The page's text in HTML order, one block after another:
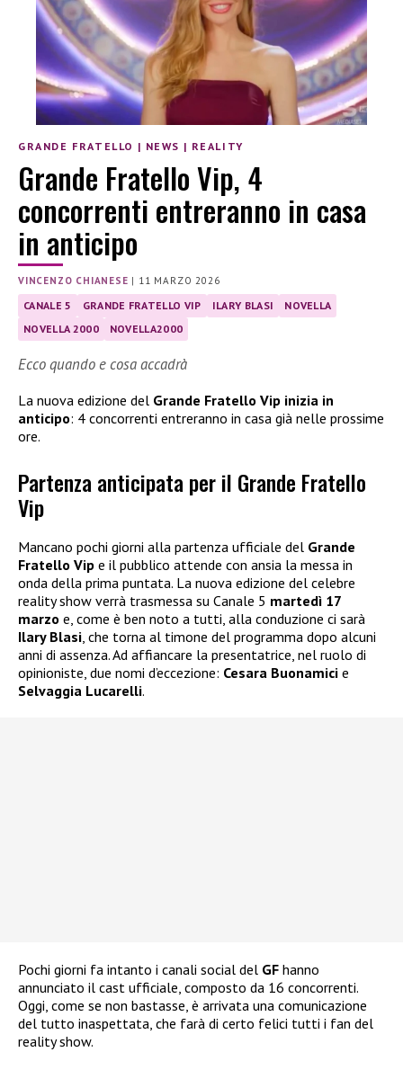
GRANDE FRATELLO | NEWS | REALITY
Grande Fratello Vip, 4
concorrenti entreranno in casa
in anticipo
VINCENZO CHIANESE | 11 MARZO 2026
CANALE 5 GRANDE FRATELLO VIP ILARY BLASI
NOVELLA
NOVELLA 2000
NOVELLA2000
Ecco quando e cosa accadrà
La nuova edizione del Grande Fratello Vip inizia in
anticipo: 4 concorrenti entreranno in casa già nelle prossime
ore.
Partenza anticipata per il Grande Fratello
Vip
Mancano pochi giorni alla partenza ufficiale del Grande
Fratello Vip e il pubblico attende con ansia la messa in
onda della prima puntata. La nuova edizione del celebre
reality show verrà trasmessa su Canale 5 martedì 17
marzo e, come è ben noto a tutti, alla conduzione ci sarà
Ilary Blasi , che torna al timone del programma dopo alcuni
anni di assenza. Ad affiancare la presentatrice, nel ruolo di
opinioniste, due nomi d’eccezione: Cesara Buonamici e
Selvaggia Lucarelli.
Pochi giorni fa intanto i canali social del GF hanno
annunciato il cast ufficiale, composto da 16 concorrenti.
Oggi, come se non bastasse, è arrivata una comunicazione
del tutto inaspettata, che farà di certo felici tutti i fan del
reality show.